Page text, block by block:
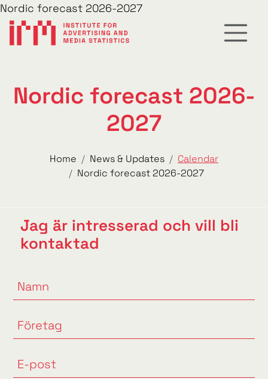
Nordic forecast 2026-2027
Nordic forecast 2026-
2027
Home News & Updates
Calendar
Nordic forecast 2026-2027
Jag är intresserad och vill bli
kontaktad